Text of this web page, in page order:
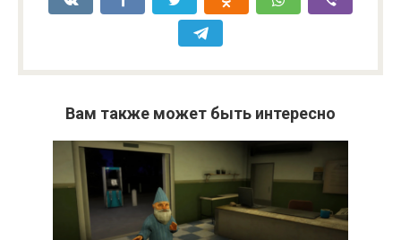
Вам также может быть интересно